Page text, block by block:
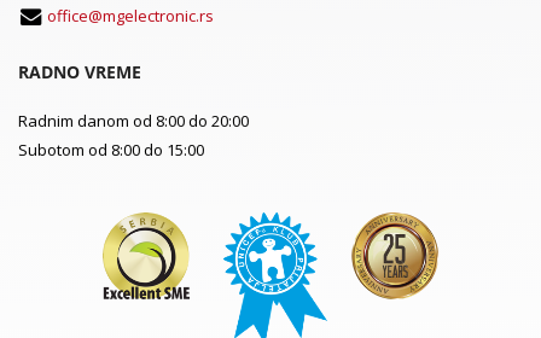
office@mgelectronic.rs
RADNO VREME
Radnim danom od 8:00 do 20:00
Subotom od 8:00 do 15:00